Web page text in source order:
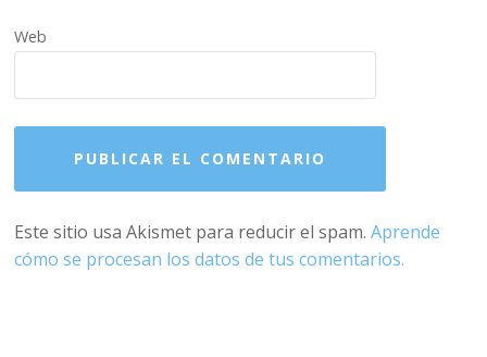
Web
Este sitio usa Akismet para reducir el spam.Aprende
cómo se procesan los datos de tus comentarios.